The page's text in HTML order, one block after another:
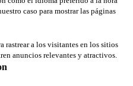
caso para mostrar las páginas
rastrear a los visitantes en los sitios
anuncios relevantes y atractivos.